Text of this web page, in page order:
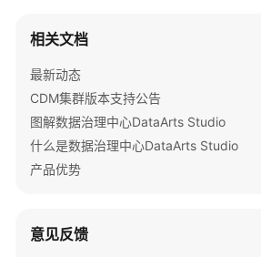
网
新
建
实
时
集
业
相关文档
最新动态
CDM集群版本支持公告
图解数据治理中心DataArts Studio
什么是数据治理中心DataArts Studio
产品优势
意见反馈